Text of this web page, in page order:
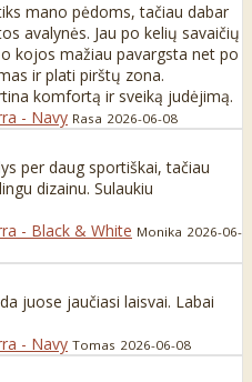
mano pėdoms, tačiau dabar
avalynės. Jau po kelių savaičių
kojos mažiau pavargsta net po
ir plati pirštų zona.
komfortą ir sveiką judėjimą.
- Navy Rasa 2026-06-08
per daug sportiškai, tačiau
dizainu. Sulaukiu
- Black & White Monika 2026-06-
juose jaučiasi laisvai. Labai
- Navy Tomas 2026-06-08